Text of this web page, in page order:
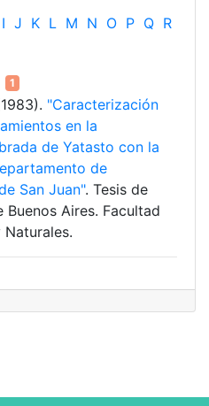
I J K L M N O P Q R
1
"Caracterización
en la
de Yatasto con la
de
San Juan". Tesis de
Aires. Facultad